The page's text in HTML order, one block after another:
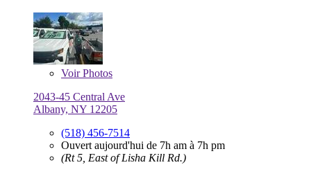
VoirPhotos
2043-45 Central Ave
Albany, NY 12205
(518) 456-7514
Ouvert aujourd'hui de 7h am à 7h pm
(Rt 5, East of Lisha Kill Rd.)